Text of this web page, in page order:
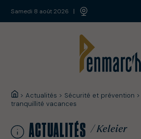
samedi 8 août 2026
>Actualités > Sécurité et prévention >
tranquillité vacances
ACTUALITÉS / Keleier